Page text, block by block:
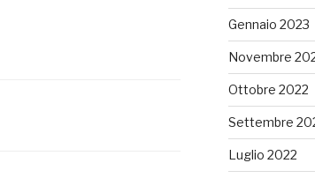
Gennaio 2023
Novembre
Ottobre 2022
Settembre
Luglio 2022